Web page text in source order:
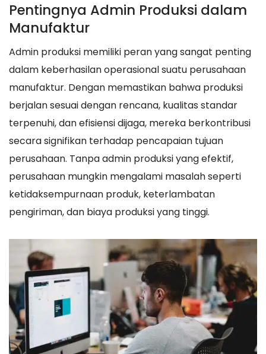
Pentingnya Admin Produksi dalam
Manufaktur
Admin produksi memiliki peran yang sangat penting
dalam keberhasilan operasional suatu perusahaan
manufaktur. Dengan memastikan bahwa produksi
berjalan sesuai dengan rencana, kualitas standar
terpenuhi, dan efisiensi dijaga, mereka berkontribusi
secara signifikan terhadap pencapaian tujuan
perusahaan. Tanpa admin produksi yang efektif,
perusahaan mungkin mengalami masalah seperti
ketidaksempurnaan produk, keterlambatan
pengiriman, dan biaya produksi yang tinggi.